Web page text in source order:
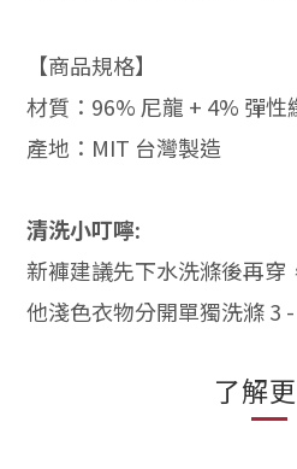
【商品規格】
材質：96% 尼龍 + 4% 彈性
產地：MIT 台灣製造
清洗小叮嚀:
新褲建議先下水洗滌後再穿
他淺色衣物分開單獨洗滌 3 -
了解